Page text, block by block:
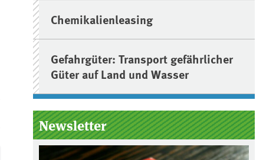
Chemikalienleasing
Gefahrgüter: Transport gefährlicher
Güter auf Land und Wasser
Newsletter